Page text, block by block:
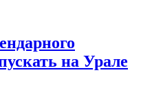
на Урале